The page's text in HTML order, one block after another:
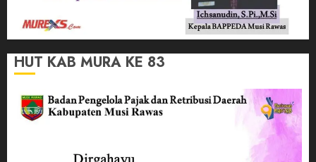
HUT KAB MURA KE 83